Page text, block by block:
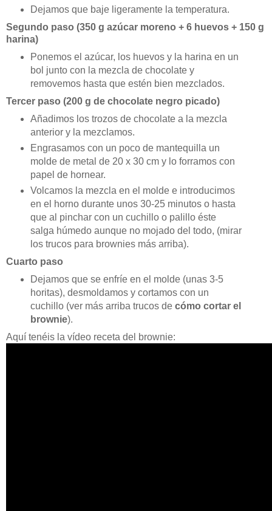
Dejamos que baje ligeramente la temperatura.
Segundo paso (350 g azúcar moreno + 6 huevos + 150 g
harina)
Ponemos el azúcar, los huevos y la harina en un
bol junto con la mezcla de chocolate y
removemos hasta que estén bien mezclados.
Tercer paso (200 g de chocolate negro picado)
Añadimos los trozos de chocolate a la mezcla
anterior y la mezclamos.
Engrasamos con un poco de mantequilla un
molde de metal de 20 x 30 cm y lo forramos con
papel de hornear.
Volcamos la mezcla en el molde e introducimos
en el horno durante unos 30-25 minutos o hasta
que al pinchar con un cuchillo o palillo éste
salga húmedo aunque no mojado del todo, (mirar
los trucos para brownies más arriba).
Cuarto paso
Dejamos que se enfríe en el molde (unas 3-5
horitas), desmoldamos y cortamos con un
cuchillo (ver más arriba trucos de cómo cortar el
brownie).
Aquí tenéis la vídeo receta del brownie: